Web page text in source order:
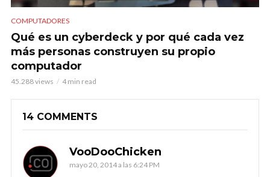
COMPUTADORES
Qué es un cyberdeck y por qué cada vez
más personas construyen su propio
computador
45.288 views 4 min read
14 COMMENTS
VooDooChicken
mayo 20, 2014 a las 6:24 PM